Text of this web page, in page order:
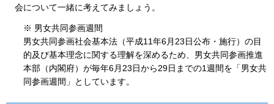
会について一緒に考えてみましょう。
※ 男女共同参画週間
男女共同参画社会基本法（平成11年6月23日公布・施行）の目
的及び基本理念に関する理解を深めるため、男女共同参画推進
本部（内閣府）が毎年6月23日から29日までの1週間を「男女共
同参画週間」としています。